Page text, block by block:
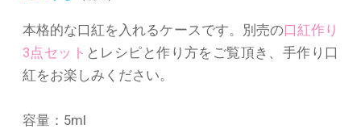
本格的な口紅を入れるケースです。別売の口紅作り
3点セット とレシピと作り方をご覧頂き、手作り口
紅をお楽しみください。
容量：5ml